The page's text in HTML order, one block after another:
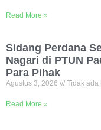
Read More »
Sidang Perdana
Nagari di PTUN
Para Pihak
Agustus 3, 2026 Tidak ada
Read More »